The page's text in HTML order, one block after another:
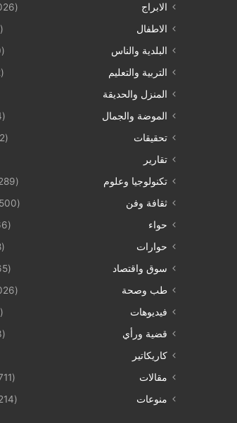
الابراج
(1٬026)
الاطفال
(10)
البلدية والناس
(50)
التربية والتعليم
(52)
المنزل والحديقة
الموضة والجمال
(34)
تحقيقات
(122)
تقارير
تكنولوجيا وعلوم
(2٬289)
ثقافة وفن
(3٬500)
حواء
(866)
حوارات
(68)
سوق واقتصاد
(465)
طب وصحة
(1٬026)
فيديوهات
(31)
قضية ورأي
(33)
كاريكاتير
مقالات
(2٬711)
منوعات
(2٬214)